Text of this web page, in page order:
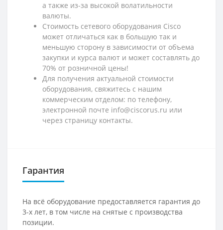
а также из-за высокой волатильности
валюты.
Стоимость сетевого оборудования Cisco
может отличаться как в большую так и
меньшую сторону в зависимости от объема
закупки и курса валют и может составлять до
70% от розничной цены!
Для получения актуальной стоимости
оборудования, свяжитесь с нашим
коммерческим отделом: по телефону,
электронной почте info@ciscorus.ru или
через страницу контакты.
Гарантия
На всё оборудование предоставляется гарантия до
3-х лет, в том числе на снятые с производства
позиции.